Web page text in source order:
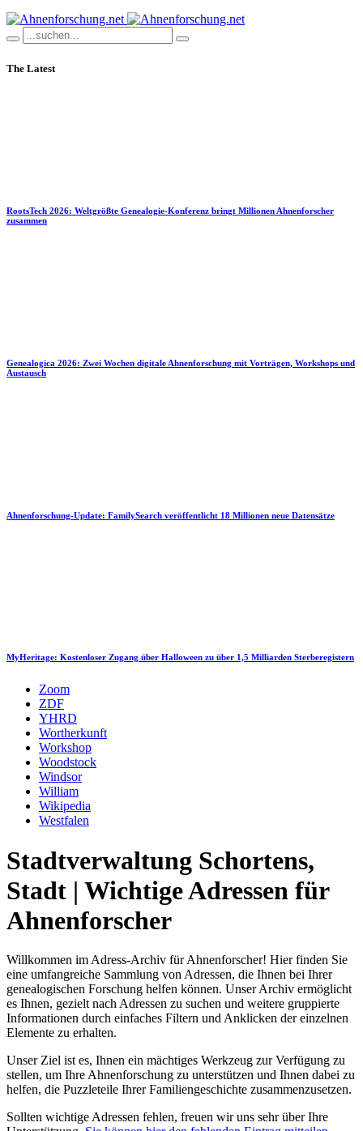
The Latest
RootsTech 2026: Weltgrößte Genealogie-Konferenz bringt Millionen Ahnenforscher
zusammen
Genealogica 2026: Zwei Wochen digitale Ahnenforschung mit Vorträgen, Workshops und
Austausch
Ahnenforschung-Update: FamilySearch veröffentlicht 18 Millionen neue Datensätze
MyHeritage: Kostenloser Zugang über Halloween zu über 1,5 Milliarden Sterberegistern
Zoom
ZDF
YHRD
Wortherkunft
Workshop
Woodstock
Windsor
William
Wikipedia
Westfalen
Stadtverwaltung Schortens,
Stadt | Wichtige Adressen für
Ahnenforscher
Willkommen im Adress-Archiv für Ahnenforscher! Hier finden Sie
eine umfangreiche Sammlung von Adressen, die Ihnen bei Ihrer
genealogischen Forschung helfen können. Unser Archiv ermöglicht
es Ihnen, gezielt nach Adressen zu suchen und weitere gruppierte
Informationen durch einfaches Filtern und Anklicken der einzelnen
Elemente zu erhalten.
Unser Ziel ist es, Ihnen ein mächtiges Werkzeug zur Verfügung zu
stellen, um Ihre Ahnenforschung zu unterstützen und Ihnen dabei zu
helfen, die Puzzleteile Ihrer Familiengeschichte zusammenzusetzen.
Sollten wichtige Adressen fehlen, freuen wir uns sehr über Ihre